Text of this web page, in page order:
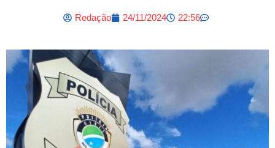
Redação 24/11/2024 22:56